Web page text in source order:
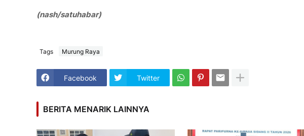
(nash/satuhabar)
Tags Murung Raya
Facebook Twitter
BERITA MENARIK LAINNYA